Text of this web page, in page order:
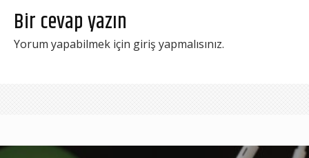
Bir cevap yazın
Yorum yapabilmek için giriş yapmalısınız.